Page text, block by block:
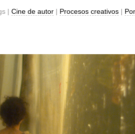
|Cine de autor | Procesos creativos |